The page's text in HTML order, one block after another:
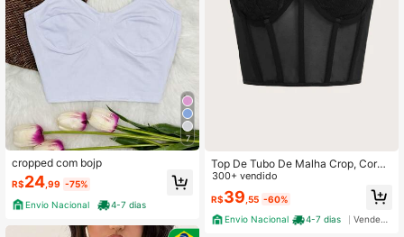
7
cropped com bojp
R$24,99 -75%
Envio Nacional
4-7 dias
Top De Tubo De Malha Crop, Corpe
te Preto Sem Costas Com Renda
300+ vendido
R$39 ,55 -60%
Envio Nacional
4-7 dias Vendedor Indicado